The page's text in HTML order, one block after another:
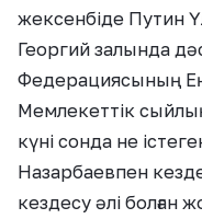
жексенбіде Путин
Георгий залында
Федерациясының
Мемлекеттік
күні сонда не
Назарбаевпен
кездесу әлі болған